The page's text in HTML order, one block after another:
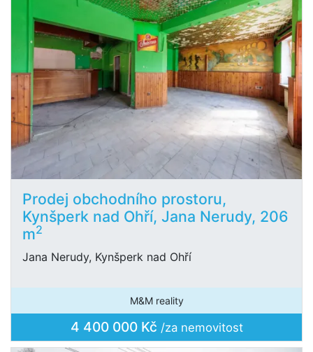
Prodej obchodního prostoru,
Kynšperk nad Ohří, Jana Nerudy, 206
m2
Jana Nerudy, Kynšperk nad Ohří
M&M reality
4 400 000 Kč /za nemovitost